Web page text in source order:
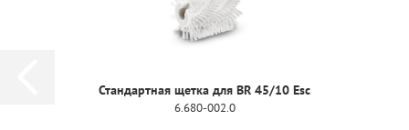
Стандартная щетка для BR 45/10 Esc
6.680-002.0